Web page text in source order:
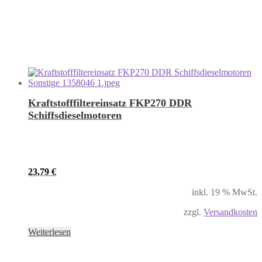
Kraftstofffiltereinsatz FKP270 DDR
Schiffsdieselmotoren
23,79 €
inkl. 19 % MwSt.
zzgl. Versandkosten
Weiterlesen